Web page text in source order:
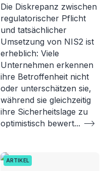
Die Diskrepanz zwischen
regulatorischer Pflicht
und tatsächlicher
Umsetzung von NIS2 ist
erheblich: Viele
Unternehmen erkennen
ihre Betroffenheit nicht
oder unterschätzen sie,
während sie gleichzeitig
ihre Sicherheitslage zu
optimistisch bewert...
ARTIKEL